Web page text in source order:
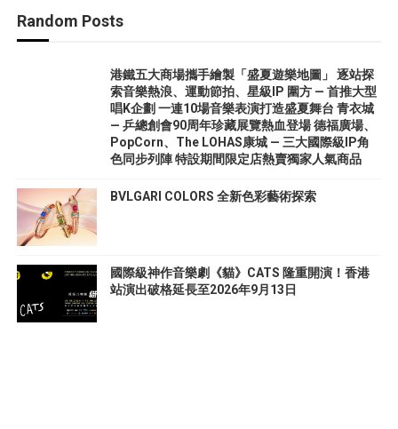
Random Posts
港鐵五大商場攜手繪製「盛夏遊樂地圖」 逐站探
索音樂熱浪、運動節拍、星級IP 圍方 — 首推大型
唱K企劃 一連10場音樂表演打造盛夏舞台 青衣城
— 乒總創會90周年珍藏展覽熱血登場 德福廣場、
PopCorn、The LOHAS康城 — 三大國際級IP角
色同步列陣 特設期間限定店熱賣獨家人氣商品
BVLGARI COLORS 全新色彩藝術探索
國際級神作音樂劇《貓》CATS 隆重開演！香港
站演出破格延長至2026年9月13日